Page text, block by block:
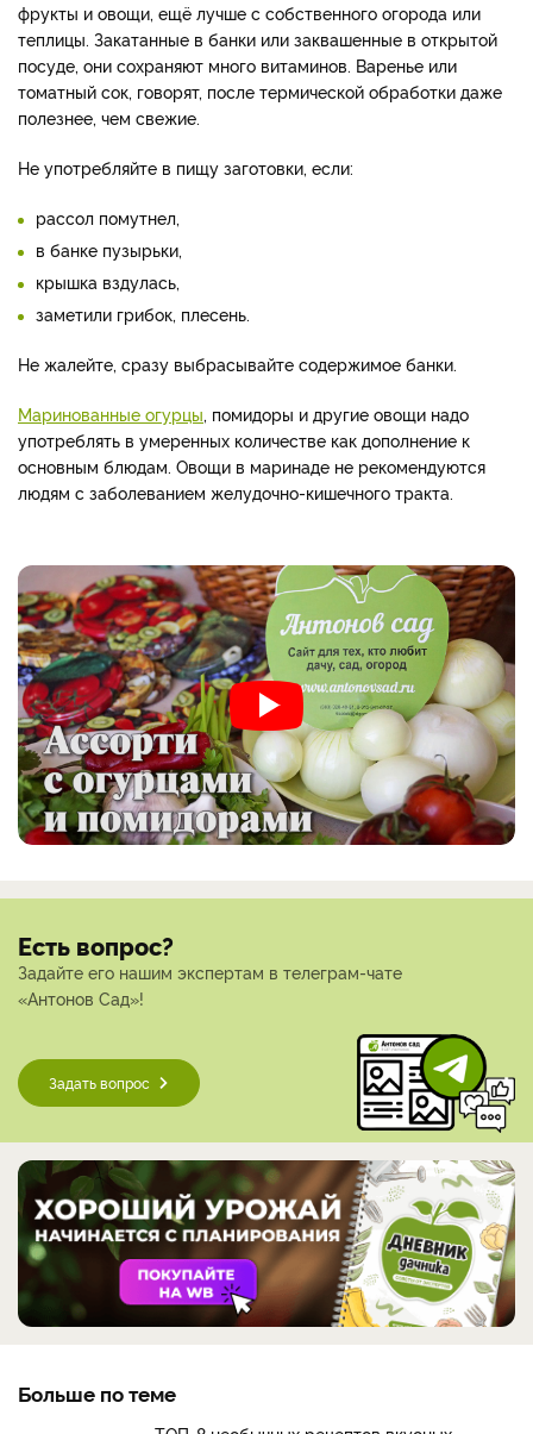
фрукты и овощи, ещё лучше с собственного огорода или
теплицы. Закатанные в банки или заквашенные в открытой
посуде, они сохраняют много витаминов. Варенье или
томатный сок, говорят, после термической обработки даже
полезнее, чем свежие.
Не употребляйте в пищу заготовки, если:
рассол помутнел,
в банке пузырьки,
крышка вздулась,
заметили грибок, плесень.
Не жалейте, сразу выбрасывайте содержимое банки.
Маринованные огурцы, помидоры и другие овощи надо
употреблять в умеренных количестве как дополнение к
основным блюдам. Овощи в маринаде не рекомендуются
людям с заболеванием желудочно-кишечного тракта.
Есть вопрос?
Задайте его нашим экспертам в телеграм-чате
«Антонов Сад»!
Задать вопрос
Больше по теме